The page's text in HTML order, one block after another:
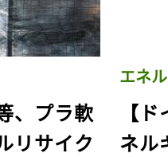
、プラ軟
リサイク
エネ
【
ネル